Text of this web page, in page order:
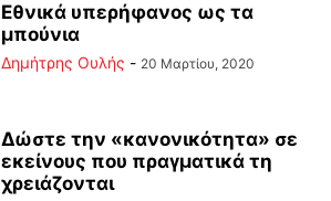
Εθνικά υπερήφανος ως τα
μπούνια
Δημήτρης Ουλής - 20 Μαρτίου, 2020
Δώστε την «κανονικότητα» σε
εκείνους που πραγματικά τη
χρειάζονται